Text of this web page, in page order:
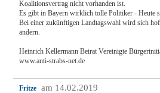
Koalitionsvertrag nicht vorhanden ist.
Es gibt in Bayern wirklich tolle Politiker - Heute
Bei einer zukünftigen Landtagswahl wird sich
ändern.
Heinrich Kellermann Beirat Vereinigte
www.anti-strabs-net.de
Fritze am 14.02.2019